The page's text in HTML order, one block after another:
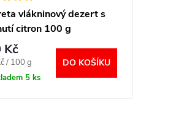
vlákninový dezert s
citron 100 g
Kč
/ 100 g
5 ks
DO KOŠÍKU